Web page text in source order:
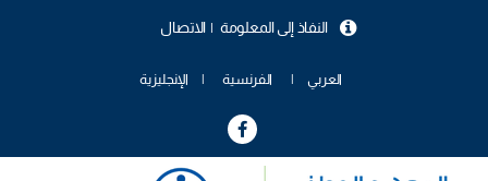
الاتصال النفاذ إلى المعلومة
العربي الفرنسية الإنجليزية